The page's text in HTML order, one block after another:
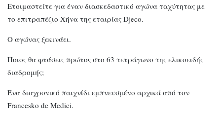
Ετοιμαστείτε για έναν διασκεδαστικό αγώνα ταχύτητας με
το επιτραπέζιο Χήνα της εταιρίας Djeco.
Ο αγώνας ξεκινάει.
Ποιος θα φτάσεις πρώτος στο 63 τετράγωνο της ελικοειδής
διαδρομής;
Ένα διαχρονικό παιχνίδι εμπνευσμένο αρχικά από τον
Francesko de Medici.